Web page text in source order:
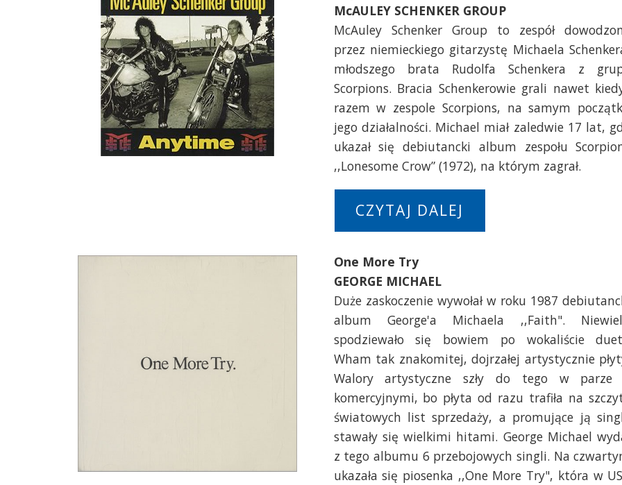
McAULEY SCHENKER GROUP
McAuley Schenker Group to zespół
przez niemieckiego gitarzystę Michaela
młodszego brata Rudolfa Schenkera z
Scorpions. Bracia Schenkerowie grali nawet
razem w zespole Scorpions, na samym
jego działalności. Michael miał zaledwie 17 lat,
ukazał się debiutancki album zespołu
,,Lonesome Crow” (1972), na którym zagrał.
CZYTAJ DALEJ
One More Try
GEORGE MICHAEL
Duże zaskoczenie wywołał w roku 1987
album George'a Michaela ,,Faith".
spodziewało się bowiem po wokaliście
Wham tak znakomitej, dojrzałej artystycznie
Walory artystyczne szły do tego w parze
komercyjnymi, bo płyta od razu trafiła na
światowych list sprzedaży, a promujące ją
stawały się wielkimi hitami. George Michael
z tego albumu 6 przebojowych singli. Na
ukazała się piosenka ,,One More Try", która w